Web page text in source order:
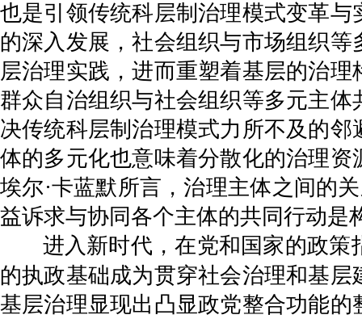
也是引领传统科层制治理模式变革
的深入发展，社会组织与市场组织
层治理实践，进而重塑着基层的治
群众自治组织与社会组织等多元主
决传统科层制治理模式力所不及的
体的多元化也意味着分散化的治理
埃尔·卡蓝默所言，治理主体之间的
益诉求与协同各个主体的共同行动是
进入新时代，在党和国家的政
的执政基础成为贯穿社会治理和基
基层治理显现出凸显政党整合功能